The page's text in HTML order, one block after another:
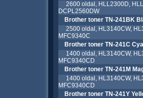
2600 oldal, HLL2300D,
DCPL2560DW
Brother toner TN-241BK
2500 oldal, HL3140CW,
MFC9340C
Brother toner TN-241C
1400 oldal, HL3140CW,
MFC9340CD
Brother toner TN-241M
1400 oldal, HL3140CW,
MFC9340CD
Brother toner TN-241Y